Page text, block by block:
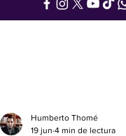
Humberto Thomé
19 jun 4 min de lectura